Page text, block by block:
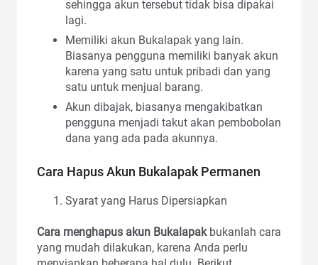
sehingga akun tersebut tidak bisa dipakai
lagi.
Memiliki akun Bukalapak yang lain.
Biasanya pengguna memiliki banyak akun
karena yang satu untuk pribadi dan yang
satu untuk menjual barang.
Akun dibajak, biasanya mengakibatkan
pengguna menjadi takut akan pembobolan
dana yang ada pada akunnya.
Cara Hapus Akun Bukalapak Permanen
Syarat yang Harus Dipersiapkan
Cara menghapus akun Bukalapak bukanlah cara
yang mudah dilakukan, karena Anda perlu